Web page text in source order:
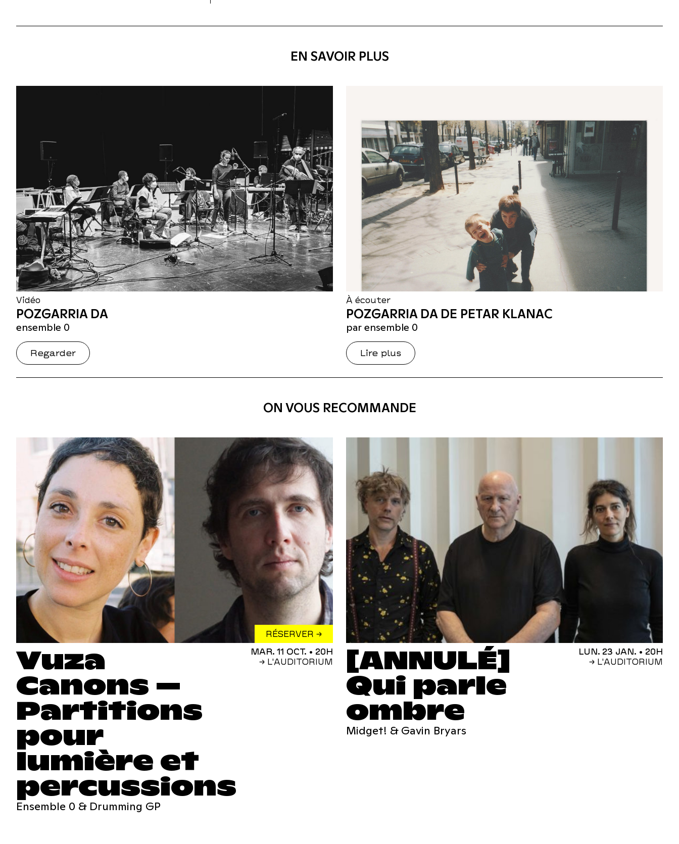
EN SAVOIR PLUS
Vidéo
POZGARRIA DA
ensemble 0
Regarder
À écouter
POZGARRIA DA DE PETAR KLANAC
par ensemble 0
Lire plus
ON VOUS RECOMMANDE
RÉSERVER →
Vuza
Canons –
Partitions
pour
lumière et
percussions
Ensemble 0 & Drumming GP
MAR. 11 OCT. • 20H
→ L'AUDITORIUM
[ANNULÉ]
Qui parle
ombre
Midget! & Gavin Bryars
LUN. 23 JAN. • 20H
→ L'AUDITORIUM